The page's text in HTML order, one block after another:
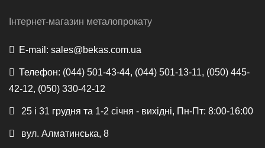
Інтернет-магазин металопрокату
E-mail: sales@bekas.com.ua
Телефон: (044) 501-43-44, (044) 501-13-11, (050) 445-
42-12, (050) 330-42-12
25 і 31 грудня та 1-2 січня - вихідні, Пн-Пт: 8:00-16:00
вул. Алматинська, 8